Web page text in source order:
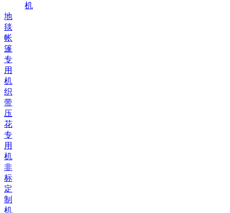
机
地
毯
帐
篷
专
用
机
织
带
压
花
专
用
机
非
标
定
制
机